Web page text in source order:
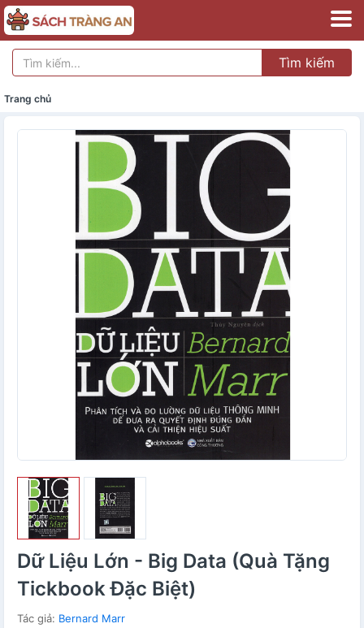
Tìm kiếm
Trang chủ
Dữ Liệu Lớn - Big Data (Quà Tặng
Tickbook Đặc Biệt)
Tác giả: Bernard Marr